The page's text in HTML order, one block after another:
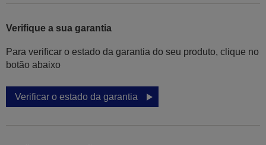
Verifique a sua garantia
Para verificar o estado da garantia do seu produto, clique no
botão abaixo
Verificar o estado da garantia